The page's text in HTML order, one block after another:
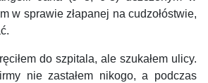
w sprawie złapanej na cudzołóstwie,
do szpitala, ale szukałem ulicy.
nie zastałem nikogo, a podczas